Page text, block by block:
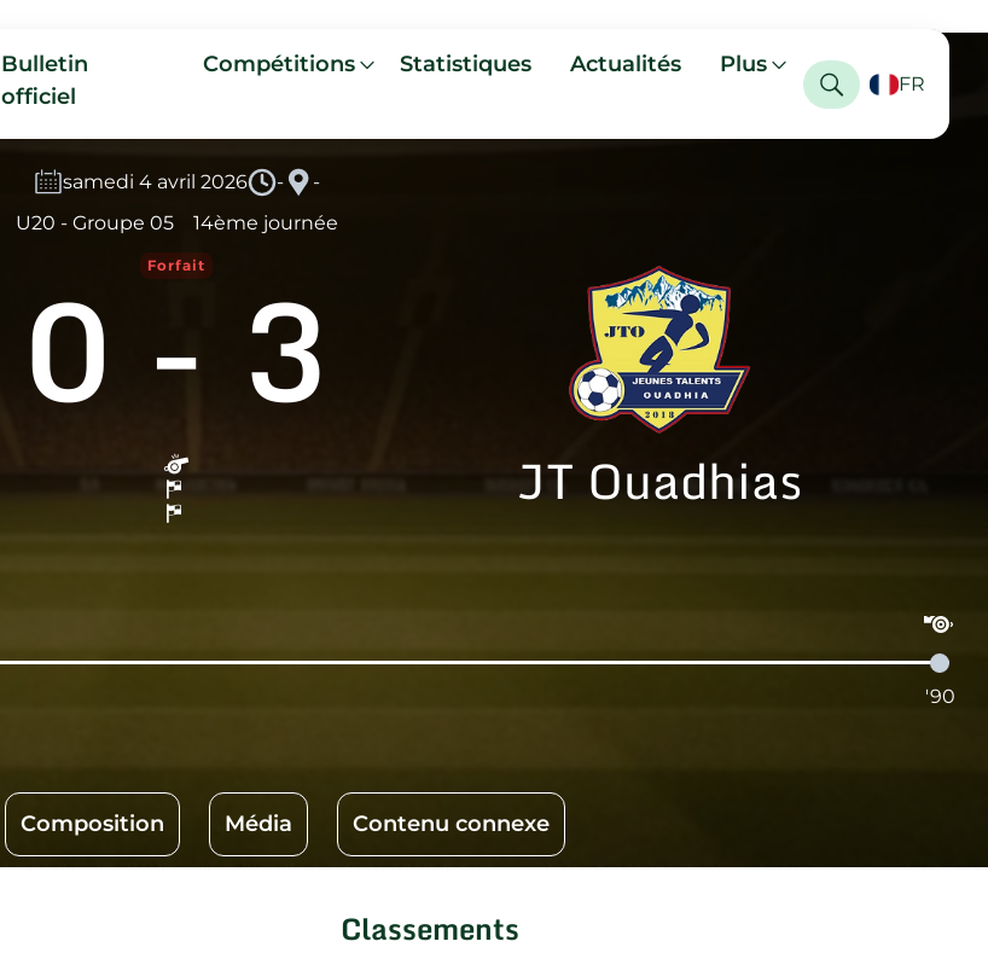
Bulletin
officiel
Compétitions Statistiques Actualités Plus
FR
samedi 4 avril 2026 -
-
U20 - Groupe 05
14ème journée
0- 3
Forfait
JT Ouadhias
'90
Composition Média Contenu connexe
Classements